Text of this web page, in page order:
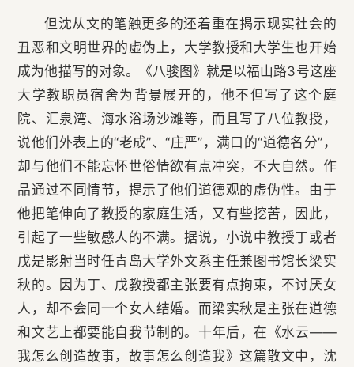
但沈从文的笔触更多的还着重在揭示现实社会的
丑恶和文明世界的虚伪上，大学教授和大学生也开始
成为他描写的对象。《八骏图》就是以福山路3号这座
大学教职员宿舍为背景展开的，他不但写了这个庭
院、汇泉湾、海水浴场沙滩等，而且写了八位教授，
说他们外表上的“老成”、“庄严”，满口的“道德名分”，
却与他们不能忘怀世俗情欲有点冲突，不大自然。作
品通过不同情节，提示了他们道德观的虚伪性。由于
他把笔伸向了教授的家庭生活，又有些挖苦，因此，
引起了一些敏感人的不满。据说，小说中教授丁或者
戊是影射当时任青岛大学外文系主任兼图书馆长梁实
秋的。因为丁、戊教授都主张要有点拘束，不讨厌女
人，却不会同一个女人结婚。而梁实秋是主张在道德
和文艺上都要能自我节制的。十年后，在《水云——
我怎么创造故事，故事怎么创造我》这篇散文中，沈